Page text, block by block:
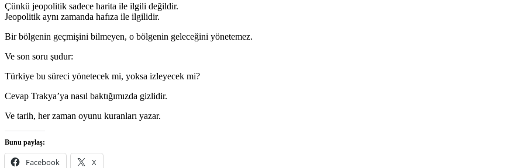
Çünkü jeopolitik sadece harita ile ilgili değildir.
Jeopolitik aynı zamanda hafıza ile ilgilidir.
Bir bölgenin geçmişini bilmeyen, o bölgenin geleceğini yönetemez.
Ve son soru şudur:
Türkiye bu süreci yönetecek mi, yoksa izleyecek mi?
Cevap Trakya’ya nasıl baktığımızda gizlidir.
Ve tarih, her zaman oyunu kuranları yazar.
Bunu paylaş:
Facebook X